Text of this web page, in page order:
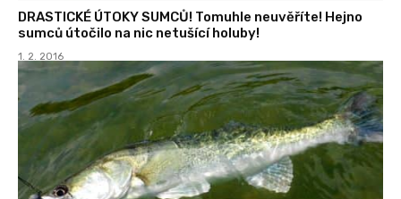
DRASTICKÉ ÚTOKY SUMCŮ! Tomuhle neuvěříte! Hejno
sumců útočilo na nic netušící holuby!
1. 2. 2016